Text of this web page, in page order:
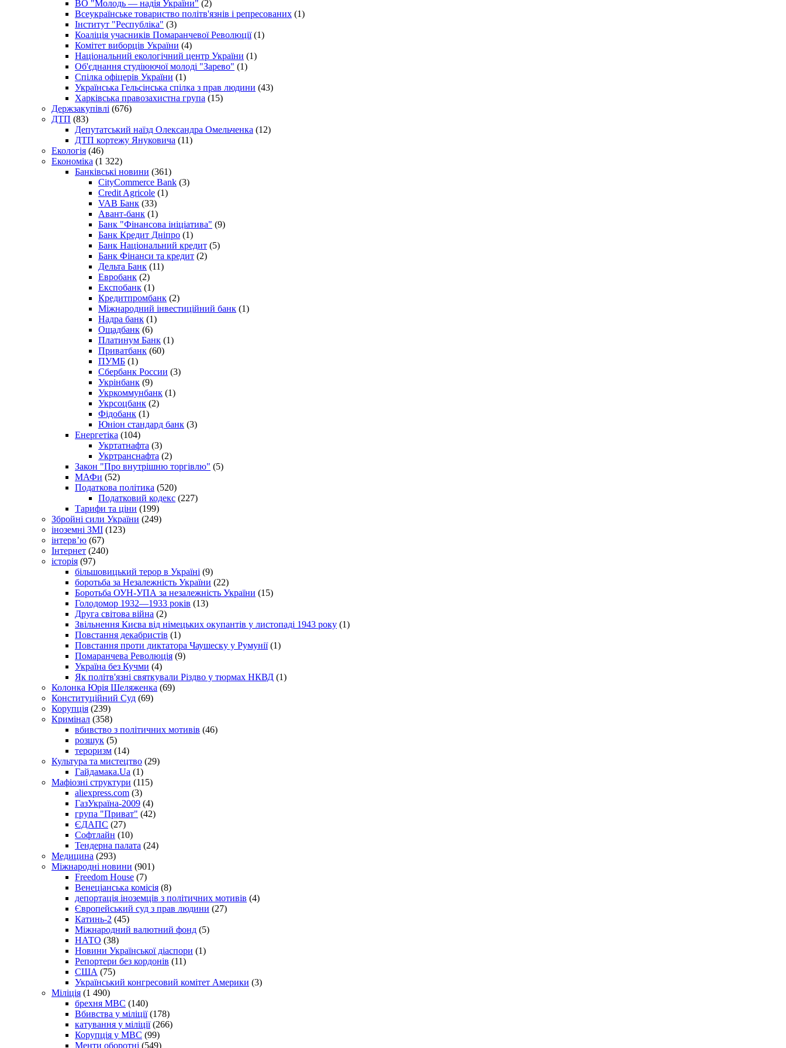
ВО "Молодь — надія України" (2)
Всеукраїнське товариство політв'язнів і репресованих (1)
Інститут "Республіка" (3)
Коаліція учасників Помаранчевої Революції(1)
Комітет виборців України (4)
Національний екологічний центр України (1)
Об'єднання студіюючої молоді "Зарево" (1)
Спілка офіцерів України (1)
Українська Гельсінська спілка з прав людини (43)
Харківська правозахистна група (15)
Держзакупівлі (676)
ДТП (83)
Депутатський наїзд Олександра Омельченка (12)
ДТП кортежу Януковича (11)
Екологія (46)
Економіка (1 322)
Банківські новини (361)
CityCommerce Bank (3)
Credit Agricole (1)
VAB Банк (33)
Авант-банк (1)
Банк "Фінансова ініціатива" (9)
Банк Кредит Дніпро (1)
Банк Національний кредит (5)
Банк Фінанси та кредит (2)
Дельта Банк (11)
Евробанк (2)
Експобанк (1)
Кредитпромбанк (2)
Міжнародний інвестиційний банк (1)
Надра банк (1)
Ощадбанк (6)
Платинум Банк (1)
Приватбанк (60)
ПУМБ (1)
Сбербанк России (3)
Укрінбанк (9)
Укркоммунбанк (1)
Укрсоцбанк (2)
Фідобанк (1)
Юніон стандард банк (3)
Енергетіка (104)
Укртатнафта (3)
Укртранснафта (2)
Закон "Про внутрішню торгівлю" (5)
МАФи (52)
Податкова політика (520)
Податковий кодекс (227)
Тарифи та ціни (199)
Збройні сили України (249)
іноземні ЗМІ (123)
інтерв’ю (67)
Інтернет (240)
історія (97)
більшовицький терор в Україні (9)
боротьба за Незалежність України (22)
Боротьба ОУН-УПА за незалежність України (15)
Голодомор 1932—1933 років (13)
Друга світова війна (2)
Звільнення Києва від німецьких окупантів у листопаді 1943 року (1)
Повстання декабристів (1)
Повстання проти диктатора Чаушеску у Румунії(1)
Помаранчева Революція (9)
Україна без Кучми (4)
Як політв'язні святкували Різдво у тюрмах НКВД (1)
Колонка Юрія Шеляженка (69)
Конституційний Суд (69)
Корупція (239)
Кримінал (358)
вбивство з політичних мотивів (46)
розшук (5)
тероризм (14)
Культура та мистецтво (29)
Гайдамака.Ua (1)
Мафіозні структури (115)
aliexpress.com (3)
ГазУкраїна-2009 (4)
група "Приват" (42)
ЄДАПС (27)
Софтлайн (10)
Тендерна палата (24)
Медицина (293)
Міжнародні новини (901)
Freedom House (7)
Венеціанська комісія (8)
депортація іноземців з політичних мотивів (4)
Європейський суд з прав людини (27)
Катинь-2 (45)
Міжнародний валютний фонд (5)
НАТО (38)
Новини Української діаспори (1)
Репортери без кордонів (11)
США (75)
Український конгресовий комітет Америки (3)
Міліція (1 490)
брехня МВС (140)
Вбивства у міліції(178)
катування у міліції(266)
Корупція у МВС (99)
Менти оборотні (549)